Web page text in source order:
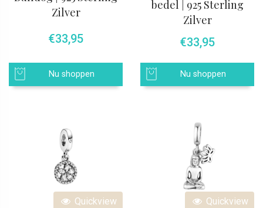
Zilver
€33,95
Nu shoppen
bedel | 925 Sterling
Zilver
€33,95
Nu shoppen
Quickview Quickview